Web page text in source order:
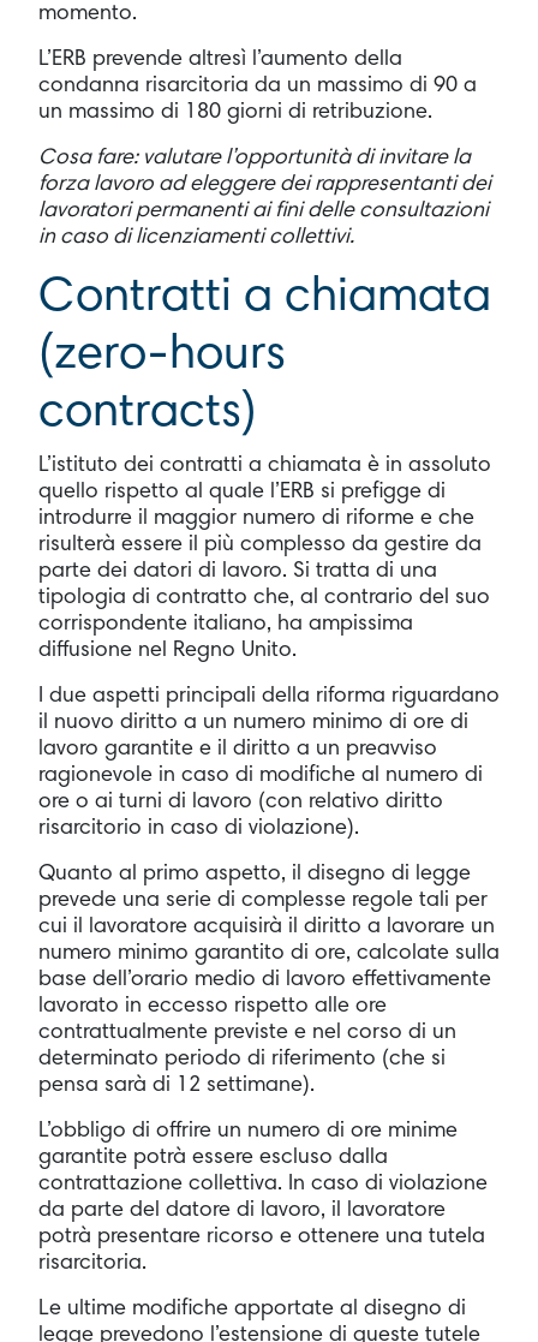
momento.
L’ERB prevende altresì l’aumento della
condanna risarcitoria da un massimo di 90 a
un massimo di 180 giorni di retribuzione.
Cosa fare: valutare l’opportunità di invitare la
forza lavoro ad eleggere dei rappresentanti dei
lavoratori permanenti ai fini delle consultazioni
in caso di licenziamenti collettivi.
Contratti a chiamata
(zero-hours
contracts)
L’istituto dei contratti a chiamata è in assoluto
quello rispetto al quale l’ERB si prefigge di
introdurre il maggior numero di riforme e che
risulterà essere il più complesso da gestire da
parte dei datori di lavoro. Si tratta di una
tipologia di contratto che, al contrario del suo
corrispondente italiano, ha ampissima
diffusione nel Regno Unito.
I due aspetti principali della riforma riguardano
il nuovo diritto a un numero minimo di ore di
lavoro garantite e il diritto a un preavviso
ragionevole in caso di modifiche al numero di
ore o ai turni di lavoro (con relativo diritto
risarcitorio in caso di violazione).
Quanto al primo aspetto, il disegno di legge
prevede una serie di complesse regole tali per
cui il lavoratore acquisirà il diritto a lavorare un
numero minimo garantito di ore, calcolate sulla
base dell’orario medio di lavoro effettivamente
lavorato in eccesso rispetto alle ore
contrattualmente previste e nel corso di un
determinato periodo di riferimento (che si
pensa sarà di 12 settimane).
L’obbligo di offrire un numero di ore minime
garantite potrà essere escluso dalla
contrattazione collettiva. In caso di violazione
da parte del datore di lavoro, il lavoratore
potrà presentare ricorso e ottenere una tutela
risarcitoria.
Le ultime modifiche apportate al disegno di
legge prevedono l’estensione di queste tutele